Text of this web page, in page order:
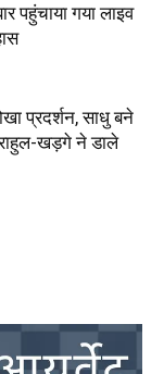
पहुंचाया गया लाइव
प्रदर्शन, साधु बने
राहुल-खड़गे ने डाले